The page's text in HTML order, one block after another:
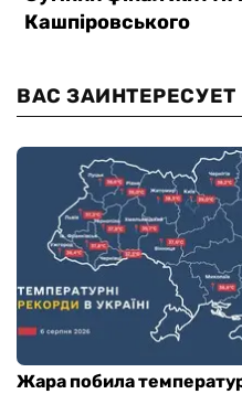
ВАС ЗАИНТЕРЕСУЕТ
Жара побила